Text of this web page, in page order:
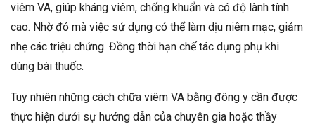
viêm VA, giúp kháng viêm, chống khuẩn và có độ lành tính
cao. Nhờ đó mà việc sử dụng có thể làm dịu niêm mạc, giảm
nhẹ các triệu chứng. Đồng thời hạn chế tác dụng phụ khi
dùng bài thuốc.
Tuy nhiên những cách chữa viêm VA bằng đông y cần được
thực hiện dưới sự hướng dẫn của chuyên gia hoặc thầy